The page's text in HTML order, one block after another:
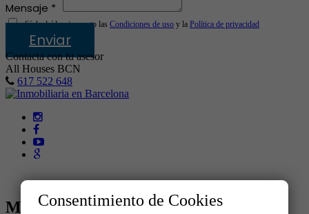
Mensaje *
Sí, he leído y/o acepto las Condiciones de uso y la Política de privacidad
Enviar
Contacta con tu asesor
All Houses BCN
617 522 648
MENÚConsentimiento de Cookies